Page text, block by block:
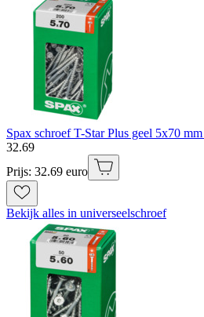
Spax schroef T-Star Plus geel 5x70
32.69
Prijs: 32.69 euro
Bekijk alles in universeelschroef